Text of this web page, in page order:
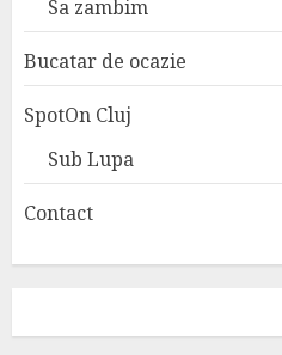
Sa zambim
Bucatar de ocazie
SpotOn Cluj
Sub Lupa
Contact